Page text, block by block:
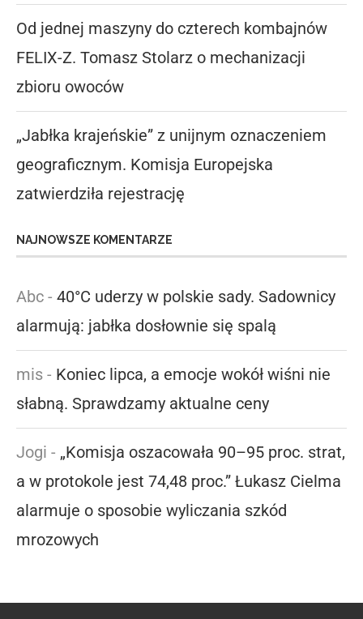
Od jednej maszyny do czterech kombajnów
FELIX-Z. Tomasz Stolarz o mechanizacji
zbioru owoców
„Jabłka krajeńskie” z unijnym oznaczeniem
geograficznym. Komisja Europejska
zatwierdziła rejestrację
NAJNOWSZE KOMENTARZE
Abc - 40°C uderzy w polskie sady. Sadownicy
alarmują: jabłka dosłownie się spalą
mis - Koniec lipca, a emocje wokół wiśni nie
słabną. Sprawdzamy aktualne ceny
Jogi - „Komisja oszacowała 90–95 proc. strat,
a w protokole jest 74,48 proc.” Łukasz Cielma
alarmuje o sposobie wyliczania szkód
mrozowych